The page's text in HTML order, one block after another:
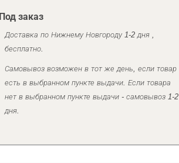
Под заказ
Доставка по Нижнему Новгороду 1-2 дня ,
бесплатно.
Самовывоз возможен в тот же день, если товар
есть в выбранном пункте выдачи. Если товара
нет в выбранном пункте выдачи - самовывоз 1-2
дня.